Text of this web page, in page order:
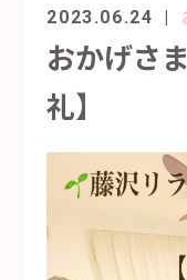
2023.06.24
おかげさ
礼】